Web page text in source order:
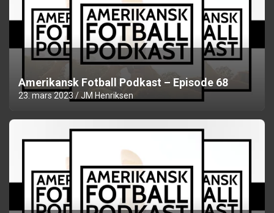
Amerikansk Fotball Podkast – Episode 68
23. mars 2023 JM Henriksen